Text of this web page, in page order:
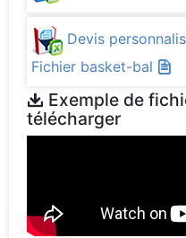
Devis
Fichier basket-bal
Exemple de
télécharger